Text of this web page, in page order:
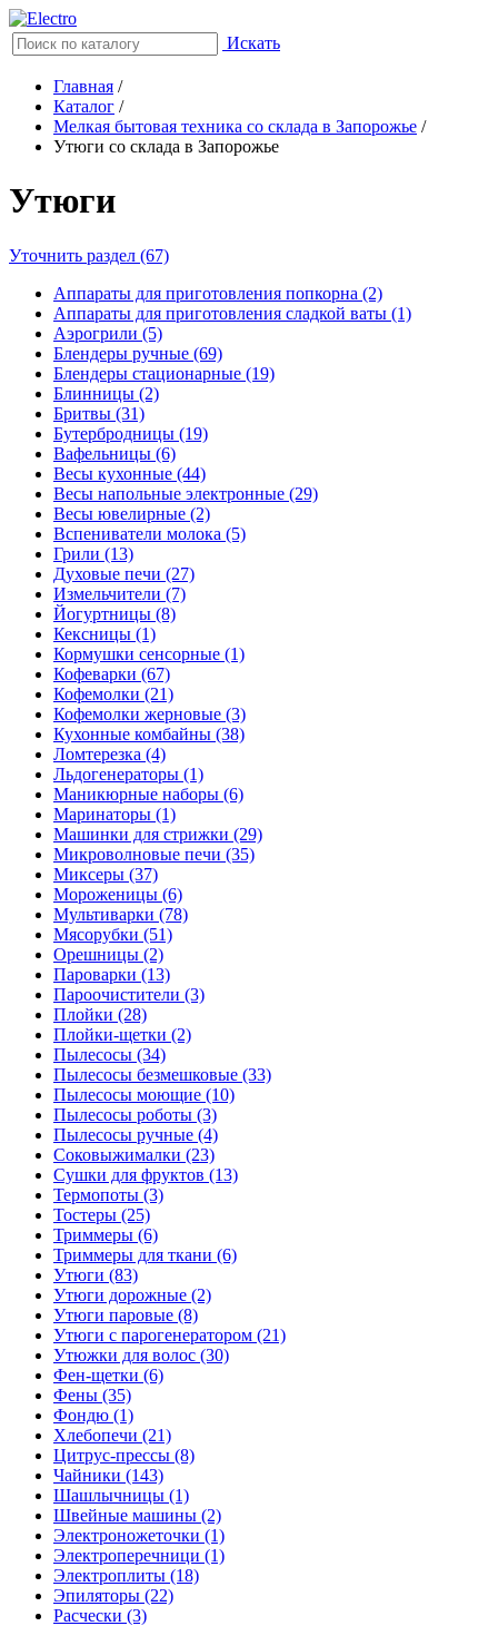
Искать
Главная /
Каталог /
Мелкая бытовая техника со склада в Запорожье /
Утюги со склада в Запорожье
Утюги
Уточнить раздел (67)
Аппараты для приготовления попкорна (2)
Аппараты для приготовления сладкой ваты (1)
Аэрогрили (5)
Блендеры ручные (69)
Блендеры стационарные (19)
Блинницы (2)
Бритвы (31)
Бутербродницы (19)
Вафельницы (6)
Весы кухонные (44)
Весы напольные электронные (29)
Весы ювелирные (2)
Вспениватели молока (5)
Грили (13)
Духовые печи (27)
Измельчители (7)
Йогуртницы (8)
Кексницы (1)
Кормушки сенсорные (1)
Кофеварки (67)
Кофемолки (21)
Кофемолки жерновые (3)
Кухонные комбайны (38)
Ломтерезка (4)
Льдогенераторы (1)
Маникюрные наборы (6)
Маринаторы (1)
Машинки для стрижки (29)
Микроволновые печи (35)
Миксеры (37)
Мороженицы (6)
Мультиварки (78)
Мясорубки (51)
Орешницы (2)
Пароварки (13)
Пароочистители (3)
Плойки (28)
Плойки-щетки (2)
Пылесосы (34)
Пылесосы безмешковые (33)
Пылесосы моющие (10)
Пылесосы роботы (3)
Пылесосы ручные (4)
Соковыжималки (23)
Сушки для фруктов (13)
Термопоты (3)
Тостеры (25)
Триммеры (6)
Триммеры для ткани (6)
Утюги (83)
Утюги дорожные (2)
Утюги паровые (8)
Утюги с парогенератором (21)
Утюжки для волос (30)
Фен-щетки (6)
Фены (35)
Фондю (1)
Хлебопечи (21)
Цитрус-прессы (8)
Чайники (143)
Шашлычницы (1)
Швейные машины (2)
Электроножеточки (1)
Электроперечници (1)
Электроплиты (18)
Эпиляторы (22)
Расчески (3)